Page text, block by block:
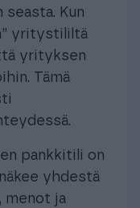
Kun
yritystililtä
yrityksen
Tämä
pankkitili on
yhdestä
ja